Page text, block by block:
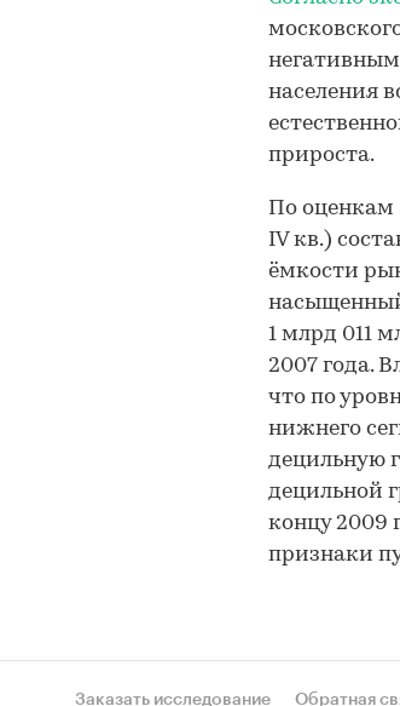
населения
прироста.
По оценкам
IV кв.)
ёмкости
1 млрд 011
2007 года.
что по
нижнего
децильную
децильной
концу 2009
признаки
Заказать исследование Обратная